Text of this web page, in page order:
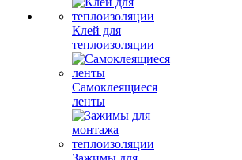
Клей для
теплоизоляции
Самоклеящиеся
ленты